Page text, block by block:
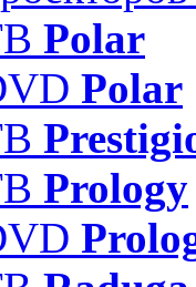
Polar
Polar
Prology